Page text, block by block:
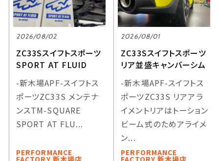
2026/08/02
ZC33Sスイフトスポーツ
SPORT AT FLUID
-新木場APF-スイフトス
ポーツZC33S メンテナ
ンスTM-SQUARE
SPORT AT FLU...
PERFORMANCE
2026/08/01
ZC33Sスイフトスポーツ
リア並盛キャンバーシム
-新木場APF-スイフトス
ポーツZC33S リアアラ
イメントリアはトーション
ビーム式のためアライメ
ン...
PERFORMANCE